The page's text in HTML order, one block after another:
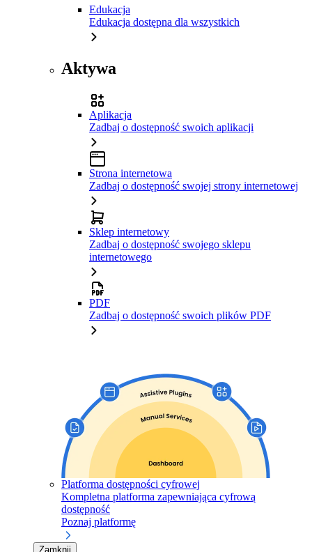
Edukacja
Edukacja dostępna dla wszystkich
Aktywa
Aplikacja
Zadbaj o dostępność swoich aplikacji
Strona internetowa
Zadbaj o dostępność swojej strony internetowej
Sklep internetowy
Zadbaj o dostępność swojego sklepu
internetowego
PDF
Zadbaj o dostępność swoich plików PDF
Platforma dostępności cyfrowej
Kompletna platforma zapewniająca cyfrową
dostępność
Poznaj platformę
Zamknij